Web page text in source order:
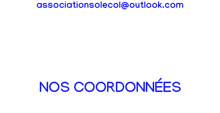
associationsolecol@outlook.com
NOS COORDONNÉES